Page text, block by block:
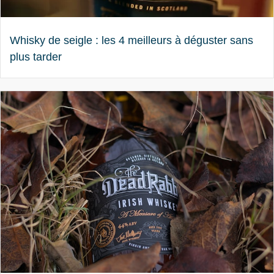
Whisky de seigle : les 4 meilleurs à déguster sans
plus tarder